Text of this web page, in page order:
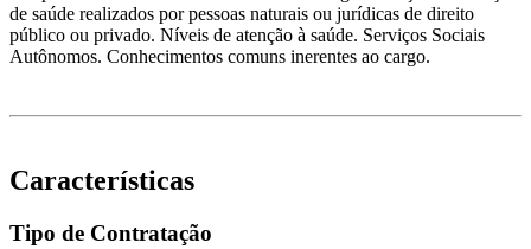
de saúde realizados por pessoas naturais ou jurídicas de direito
público ou privado. Níveis de atenção à saúde. Serviços Sociais
Autônomos. Conhecimentos comuns inerentes ao cargo.
Características
Tipo de Contratação